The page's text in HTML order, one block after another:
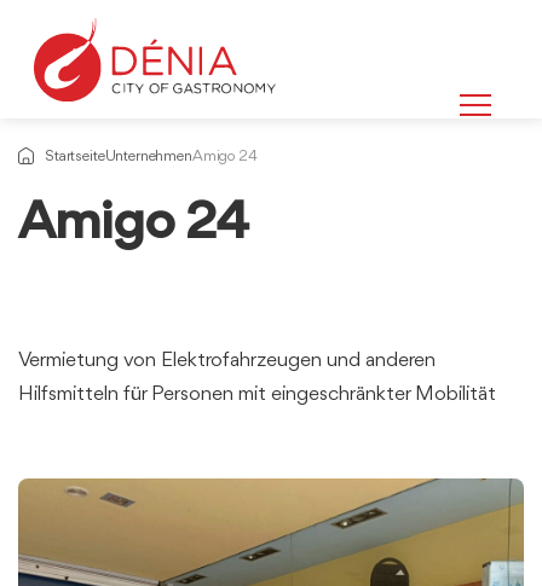
StartseiteUnternehmenAmigo 24
Amigo 24
Vermietung von Elektrofahrzeugen und anderen
Hilfsmitteln für Personen mit eingeschränkter Mobilität